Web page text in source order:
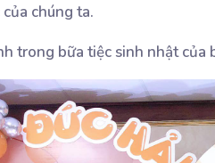
chúng ta.
trong bữa tiệc sinh nhật của